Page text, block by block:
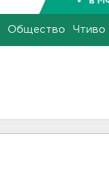
Общество Чтиво